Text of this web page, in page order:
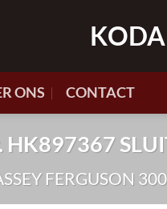
ONS CONTACT
HK897367
FERGUSON